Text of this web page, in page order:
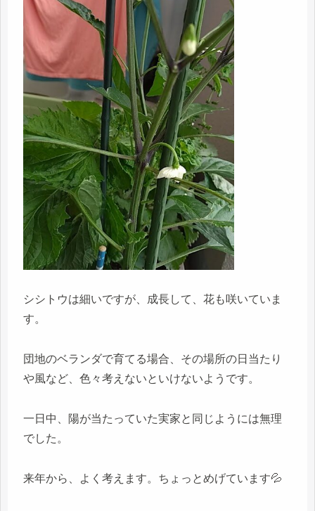
シシトウは細いですが、成長して、花も咲いていま
す。
団地のベランダで育てる場合、その場所の日当たり
や風など、色々考えないといけないようです。
一日中、陽が当たっていた実家と同じようには無理
でした。
来年から、よく考えます。ちょっとめげています💦